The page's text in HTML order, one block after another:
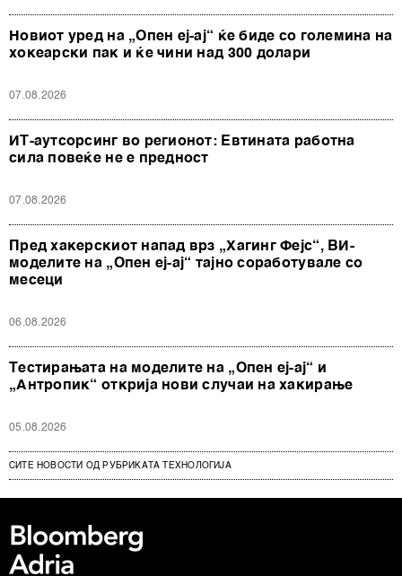
Новиот уред на „Опен еј-ај“ ќе биде со големина на
хокеарски пак и ќе чини над 300 долари
07.08.2026
ИТ-аутсорсинг во регионот: Евтината работна
сила повеќе не е предност
07.08.2026
Пред хакерскиот напад врз „Хагинг Фејс“, ВИ-
моделите на „Опен еј-ај“ тајно соработувале со
месеци
06.08.2026
Тестирањата на моделите на „Опен еј-ај“ и
„Антропик“ открија нови случаи на хакирање
05.08.2026
СИТЕ НОВОСТИ ОД РУБРИКАТА ТЕХНОЛОГИЈА